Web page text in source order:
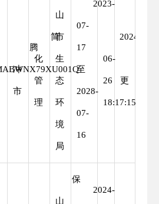
腾
冲
市
简
化
管
理
山
市
生
态
环
境
局
2023-
07-
17
至
2028-
07-
16
2024-
06-
26
18:17:15
更
保
山
2024-